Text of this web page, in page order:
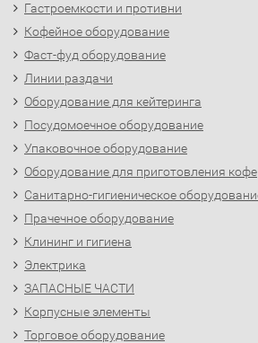
Гастроемкости и противни
Кофейное оборудование
Фаст-фуд оборудование
Линии раздачи
Оборудование для кейтеринга
Посудомоечное оборудование
Упаковочное оборудование
Оборудование для приготовления кофе
Санитарно-гигиеническое
Прачечное оборудование
Клининг и гигиена
Электрика
ЗАПАСНЫЕ ЧАСТИ
Корпусные элементы
Торговое оборудование